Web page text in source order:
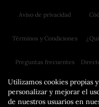
Utilizamos cookies propias
personalizar y mejorar el
de nuestros usuarios en
Aviso de privacidad
Términos y Condiciones
Preguntas frecuentes